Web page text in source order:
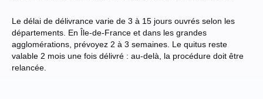
Le délai de délivrance varie de 3 à 15 jours ouvrés selon les
départements. En Île-de-France et dans les grandes
agglomérations, prévoyez 2 à 3 semaines. Le quitus reste
valable 2 mois une fois délivré : au-delà, la procédure doit être
relancée.